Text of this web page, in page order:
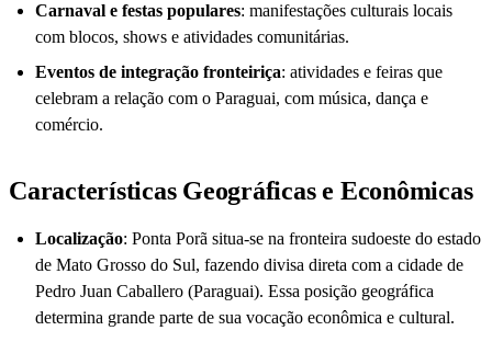
Carnaval e festas populares: manifestações culturais locais
com blocos, shows e atividades comunitárias.
Eventos de integração fronteiriça: atividades e feiras que
celebram a relação com o Paraguai, com música, dança e
comércio.
Características Geográficas e Econômicas
Localização: Ponta Porã situa-se na fronteira sudoeste do estado
de Mato Grosso do Sul, fazendo divisa direta com a cidade de
Pedro Juan Caballero (Paraguai). Essa posição geográfica
determina grande parte de sua vocação econômica e cultural.